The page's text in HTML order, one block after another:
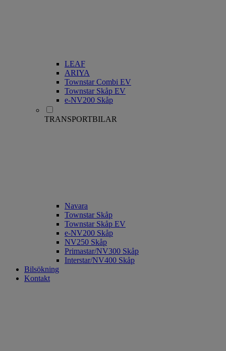
LEAF
ARIYA
Townstar Combi EV
Townstar Skåp EV
e-NV200 Skåp
TRANSPORTBILAR
Navara
Townstar Skåp
Townstar Skåp EV
e-NV200 Skåp
NV250 Skåp
Primastar/NV300 Skåp
Interstar/NV400 Skåp
Bilsökning
Kontakt